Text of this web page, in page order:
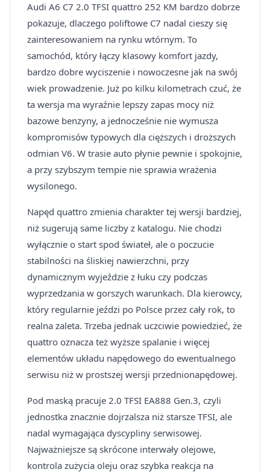
Audi A6 C7 2.0 TFSI quattro 252 KM bardzo dobrze
pokazuje, dlaczego poliftowe C7 nadal cieszy się
zainteresowaniem na rynku wtórnym. To
samochód, który łączy klasowy komfort jazdy,
bardzo dobre wyciszenie i nowoczesne jak na swój
wiek prowadzenie. Już po kilku kilometrach czuć, że
ta wersja ma wyraźnie lepszy zapas mocy niż
bazowe benzyny, a jednocześnie nie wymusza
kompromisów typowych dla cięższych i droższych
odmian V6. W trasie auto płynie pewnie i spokojnie,
a przy szybszym tempie nie sprawia wrażenia
wysilonego.
Napęd quattro zmienia charakter tej wersji bardziej,
niż sugerują same liczby z katalogu. Nie chodzi
wyłącznie o start spod świateł, ale o poczucie
stabilności na śliskiej nawierzchni, przy
dynamicznym wyjeździe z łuku czy podczas
wyprzedzania w gorszych warunkach. Dla kierowcy,
który regularnie jeździ po Polsce przez cały rok, to
realna zaleta. Trzeba jednak uczciwie powiedzieć, że
quattro oznacza też wyższe spalanie i więcej
elementów układu napędowego do ewentualnego
serwisu niż w prostszej wersji przednionapędowej.
Pod maską pracuje 2.0 TFSI EA888 Gen.3, czyli
jednostka znacznie dojrzalsza niż starsze TFSI, ale
nadal wymagająca dyscypliny serwisowej.
Najważniejsze są skrócone interwały olejowe,
kontrola zużycia oleju oraz szybka reakcja na